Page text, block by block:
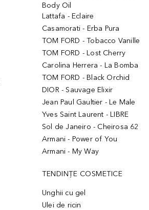
Body Oil
Lattafa - Eclaire
Casamorati - Erba Pura
TOM FORD - Tobacco Vanille
TOM FORD - Lost Cherry
Carolina Herrera - La Bomba
TOM FORD - Black Orchid
DIOR - Sauvage Elixir
Jean Paul Gaultier - Le Male
Yves Saint Laurent - LIBRE
Sol de Janeiro - Cheirosa 62
Armani - Power of You
Armani - My Way
TENDINȚE COSMETICE
Unghii cu gel
Ulei de ricin